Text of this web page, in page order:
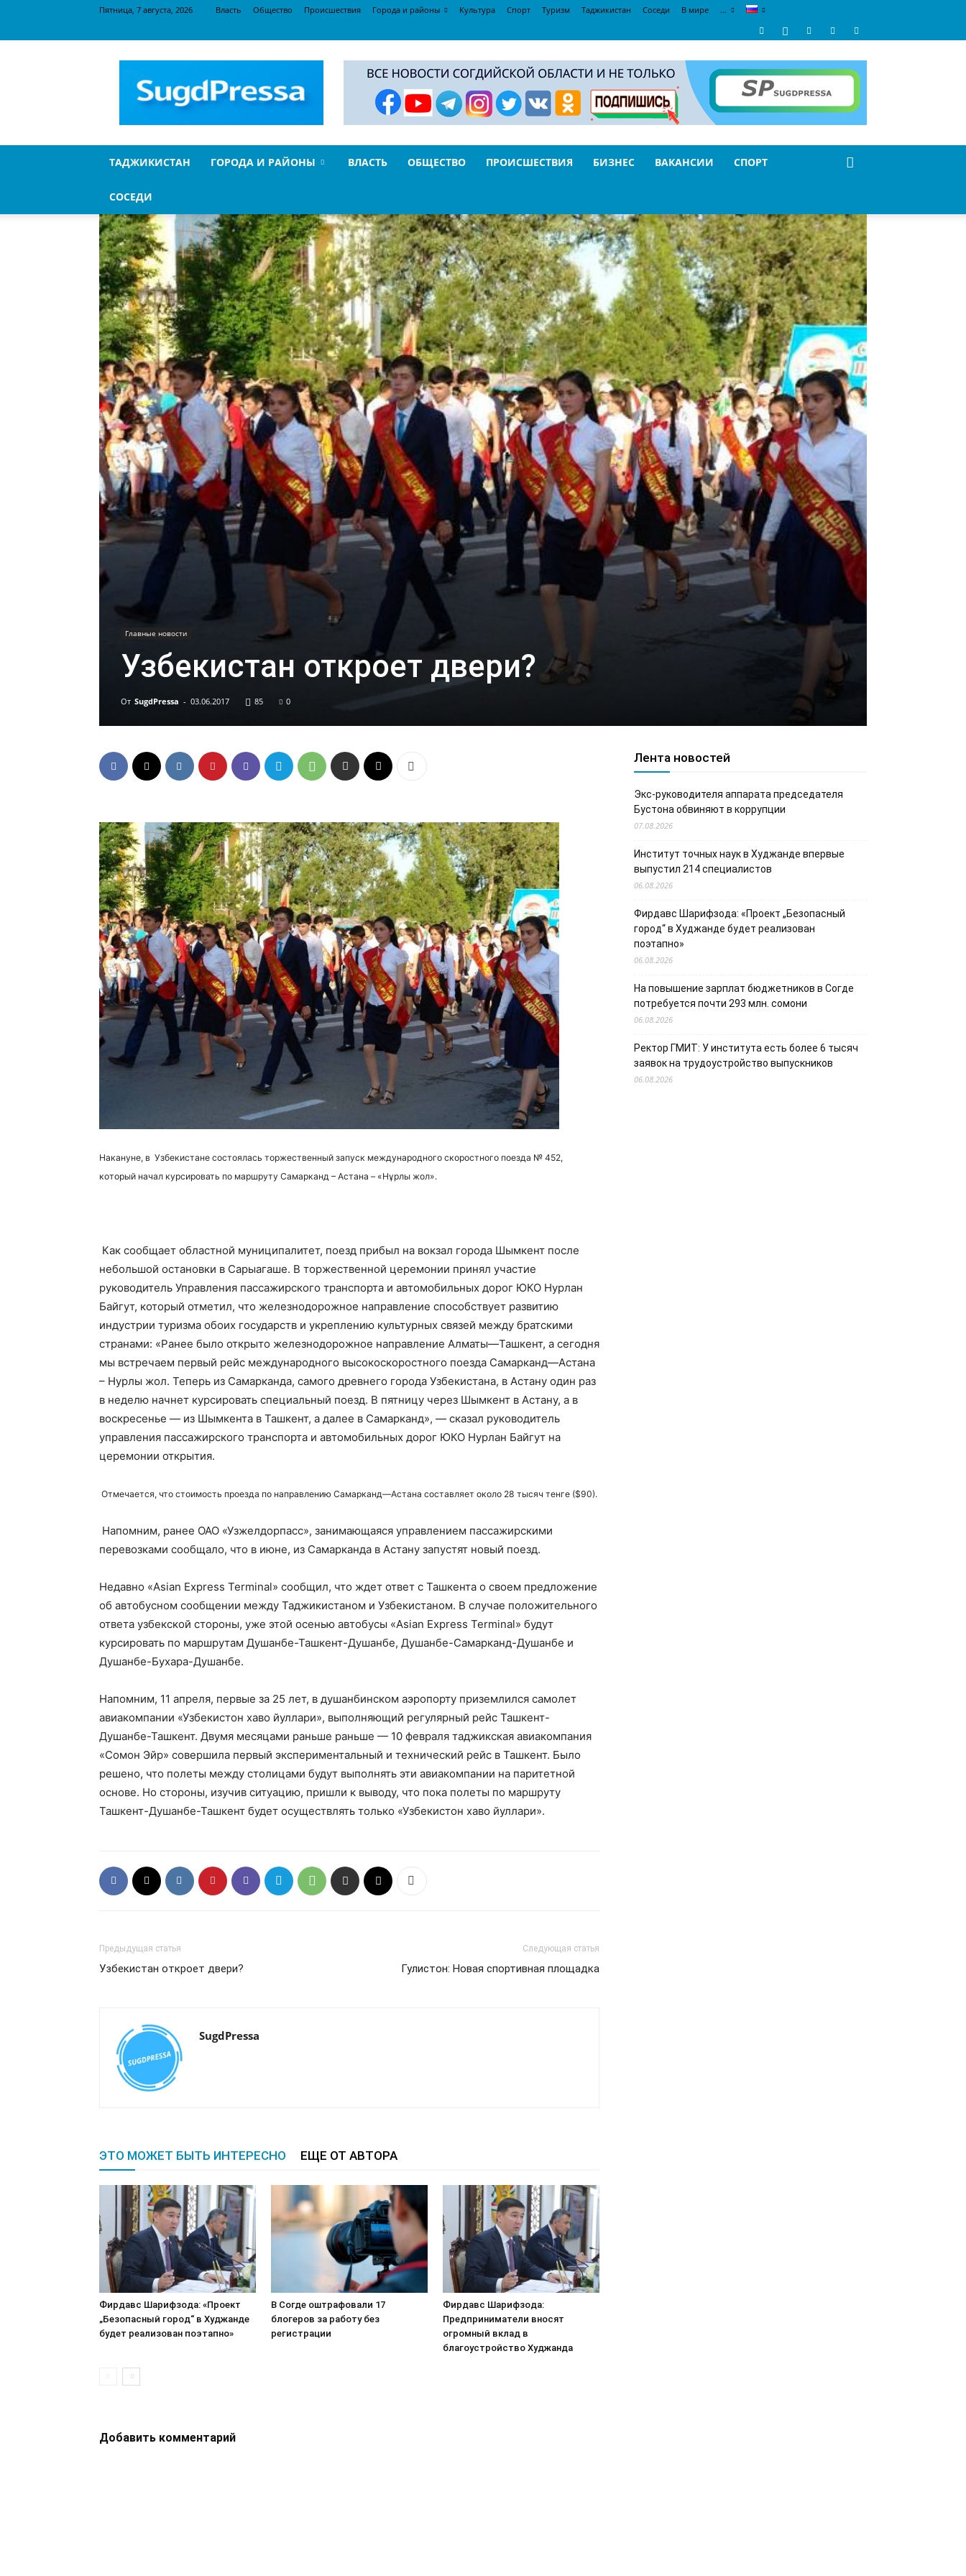
Пятница, 7 августа, 2026 Власть Общество Происшествия Города и районы Культура Спорт Туризм Таджикистан Соседи В мире …
ТАДЖИКИСТАН ГОРОДА И РАЙОНЫ ВЛАСТЬ ОБЩЕСТВО ПРОИСШЕСТВИЯ БИЗНЕС ВАКАНСИИ СПОРТ
СОСЕДИ
Главные новости
Узбекистан откроет двери?
От SugdPressa - 03.06.2017 85 0
Накануне, в Узбекистане состоялась торжественный запуск международного скоростного поезда № 452,
который начал курсировать по маршруту Самарканд – Астана – «Нұрлы жол».
Как сообщает областной муниципалитет, поезд прибыл на вокзал города Шымкент после
небольшой остановки в Сарыагаше. В торжественной церемонии принял участие
руководитель Управления пассажирского транспорта и автомобильных дорог ЮКО Нурлан
Байгут, который отметил, что железнодорожное направление способствует развитию
индустрии туризма обоих государств и укреплению культурных связей между братскими
странами: «Ранее было открыто железнодорожное направление Алматы—Ташкент, а сегодня
мы встречаем первый рейс международного высокоскоростного поезда Самарканд—Астана
– Нурлы жол. Теперь из Самарканда, самого древнего города Узбекистана, в Астану один раз
в неделю начнет курсировать специальный поезд. В пятницу через Шымкент в Астану, а в
воскресенье — из Шымкента в Ташкент, а далее в Самарканд», — сказал руководитель
управления пассажирского транспорта и автомобильных дорог ЮКО Нурлан Байгут на
церемонии открытия.
Отмечается, что стоимость проезда по направлению Самарканд—Астана составляет около 28 тысяч тенге ($90).
Напомним, ранее ОАО «Узжелдорпасс», занимающаяся управлением пассажирскими
перевозками сообщало, что в июне, из Самарканда в Астану запустят новый поезд.
Недавно «Asian Express Terminal» сообщил, что ждет ответ с Ташкента о своем предложение
об автобусном сообщении между Таджикистаном и Узбекистаном. В случае положительного
ответа узбекской стороны, уже этой осенью автобусы «Asian Express Terminal» будут
курсировать по маршрутам Душанбе-Ташкент-Душанбе, Душанбе-Самарканд-Душанбе и
Душанбе-Бухара-Душанбе.
Напомним, 11 апреля, первые за 25 лет, в душанбинском аэропорту приземлился самолет
авиакомпании «Узбекистон хаво йуллари», выполняющий регулярный рейс Ташкент-
Душанбе-Ташкент. Двумя месяцами раньше раньше — 10 февраля таджикская авиакомпания
«Сомон Эйр» совершила первый экспериментальный и технический рейс в Ташкент. Было
решено, что полеты между столицами будут выполнять эти авиакомпании на паритетной
основе. Но стороны, изучив ситуацию, пришли к выводу, что пока полеты по маршруту
Ташкент-Душанбе-Ташкент будет осуществлять только «Узбекистон хаво йуллари».
Предыдущая статья
Узбекистан откроет двери?
Следующая статья
Гулистон: Новая спортивная площадка
SugdPressa
ЭТО МОЖЕТ БЫТЬ ИНТЕРЕСНО ЕЩЕ ОТ АВТОРА
Фирдавс Шарифзода: «Проект
„Безопасный город“ в Худжанде
будет реализован поэтапно»
В Согде оштрафовали 17
блогеров за работу без
регистрации
Фирдавс Шарифзода:
Предприниматели вносят
огромный вклад в
благоустройство Худжанда
Добавить комментарий
Лента новостей
Экс-руководителя аппарата председателя
Бустона обвиняют в коррупции
07.08.2026
Институт точных наук в Худжанде впервые
выпустил 214 специалистов
06.08.2026
Фирдавс Шарифзода: «Проект „Безопасный
город“ в Худжанде будет реализован
поэтапно»
06.08.2026
На повышение зарплат бюджетников в Согде
потребуется почти 293 млн. сомони
06.08.2026
Ректор ГМИТ: У института есть более 6 тысяч
заявок на трудоустройство выпускников
06.08.2026